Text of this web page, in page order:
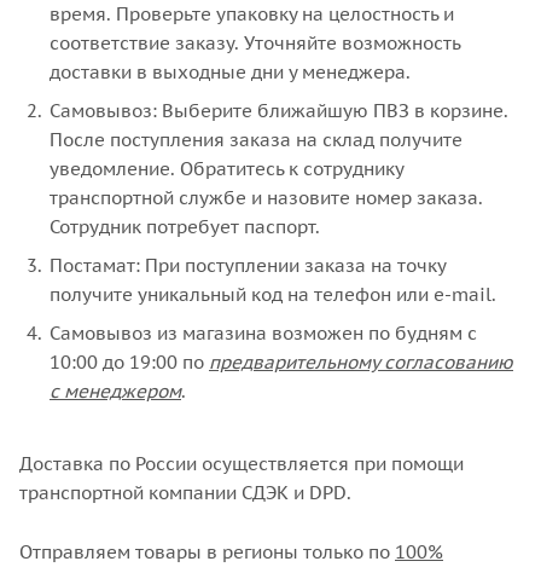
время. Проверьте упаковку на целостность и
соответствие заказу. Уточняйте возможность
доставки в выходные дни у менеджера.
Самовывоз: Выберите ближайшую ПВЗ в корзине.
После поступления заказа на склад получите
уведомление. Обратитесь к сотруднику
транспортной службе и назовите номер заказа.
Сотрудник потребует паспорт.
Постамат: При поступлении заказа на точку
получите уникальный код на телефон или e-mail.
Самовывоз из магазина возможен по будням с
10:00 до 19:00 по предварительному согласованию
с менеджером.
Доставка по России осуществляется при помощи
транспортной компании СДЭК и DPD.
Отправляем товары в регионы только по 100%